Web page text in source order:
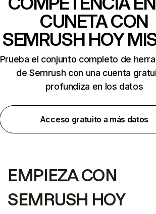
CUNETA CON
SEMRUSH HOY
Prueba el conjunto completo de
de Semrush con una cuenta
profundiza en los datos
Acceso gratuito a más datos
EMPIEZA CON
SEMRUSH HOY